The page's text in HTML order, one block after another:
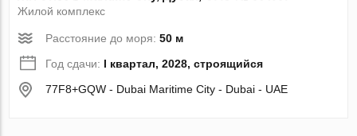
Жилой комплекс
Расстояние до моря:50 м
Год сдачи: I квартал, 2028, строящийся
77F8+GQW - Dubai Maritime City - Dubai - UAE